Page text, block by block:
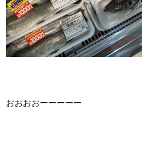
おおおおーーーーー